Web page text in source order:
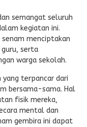
semangat seluruh
kegiatan ini.
senam menciptakan
serta
warga sekolah.
yang terpancar dari
bersama-sama. Hal
fisik mereka,
mental dan
gembira ini dapat